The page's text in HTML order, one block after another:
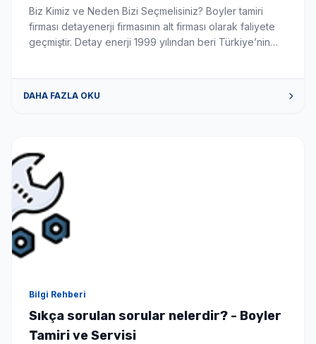
Biz Kimiz ve Neden Bizi Seçmelisiniz? Boyler tamiri
firması detayenerji firmasının alt firması olarak faliyete
geçmiştir. Detay enerji 1999 yılından beri Türkiye’nin
DAHA FAZLA OKU
Bilgi Rehberi
Sıkça sorulan sorular nelerdir? - Boyler
Tamiri ve Servisi